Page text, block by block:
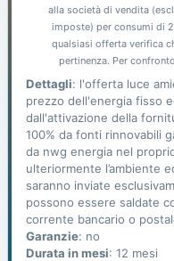
alla società di vendita
imposte) per consumi di
qualsiasi offerta verifica
pertinenza. Per
Dettagli: l'offerta luce
prezzo dell'energia fisso
dall'attivazione della
100% da fonti rinnovabili
da nwg energia nel
ulteriormente l’ambiente
saranno inviate
possono essere saldate
corrente bancario o
Garanzie: no
Durata in mesi: 12 mesi